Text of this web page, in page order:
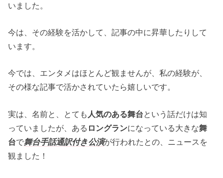
いました。
今は、その経験を活かして、記事の中に昇華したりして
います。
今では、エンタメはほとんど観ませんが、私の経験が、
その様な記事で活かされていたら嬉しいです。
実は、名前と、とても 人気のある舞台という話だけは知
っていましたが、ある ロングランになっている大きな舞
台で舞台手話通訳付き公演が行われたとの、ニュースを
観ました！